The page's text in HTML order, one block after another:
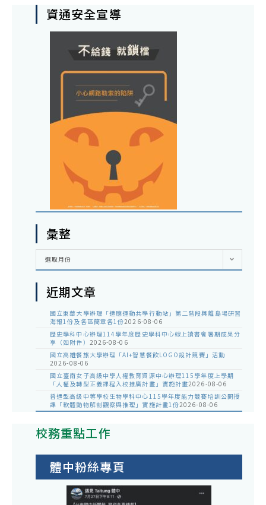
資通安全宣導
彙整
彙
選取月份
近期文章
國立東華大學辦理「適應運動共學行動站」第二階段與離島場研習
海報1份及各區簡章各1份2026-08-06
歷史學科中心辦理114學年度歷史學科中心線上讀書會暑期成果分
享（如附件） 2026-08-06
國立高雄餐旅大學辦理「AI+智慧餐飲LOGO設計競賽」活動
2026-08-06
國立臺南女子高級中學人權教育資源中心辦理115學年度上學期
「人權及轉型正義課程入校推廣計畫」實施計畫2026-08-06
普通型高級中等學校生物學科中心115學年度能力競賽培訓公開授
課「軟體動物解剖觀察與推理」實施計畫1份2026-08-06
校務重點工作
體中粉絲專頁